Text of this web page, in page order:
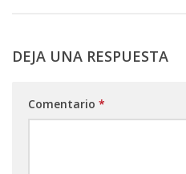
DEJA UNA RESPUESTA
Comentario *